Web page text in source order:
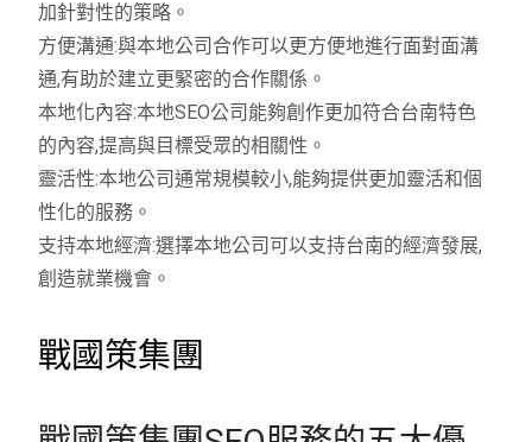
加針對性的策略。
方便溝通:與本地公司合作可以更方便地進行面對面溝
通,有助於建立更緊密的合作關係。
本地化內容:本地SEO公司能夠創作更加符合台南特色
的內容,提高與目標受眾的相關性。
靈活性:本地公司通常規模較小,能夠提供更加靈活和個
性化的服務。
支持本地經濟:選擇本地公司可以支持台南的經濟發展,
創造就業機會。
戰國策集團